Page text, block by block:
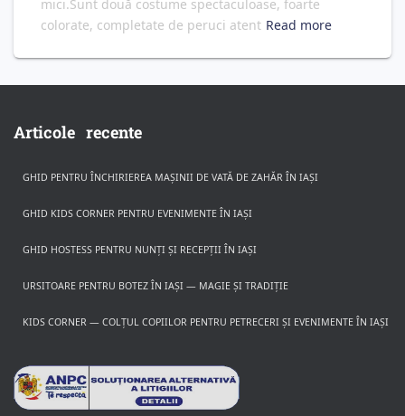
mici.Sunt două costume spectaculoase, foarte
colorate, completate de peruci atent Read more
Articole recente
GHID PENTRU ÎNCHIRIEREA MAȘINII DE VATĂ DE ZAHĂR ÎN IAȘI
GHID KIDS CORNER PENTRU EVENIMENTE ÎN IAȘI
GHID HOSTESS PENTRU NUNȚI ȘI RECEPȚII ÎN IAȘI
URSITOARE PENTRU BOTEZ ÎN IAȘI — MAGIE ȘI TRADIȚIE
KIDS CORNER — COLȚUL COPIILOR PENTRU PETRECERI ȘI EVENIMENTE ÎN IAȘI